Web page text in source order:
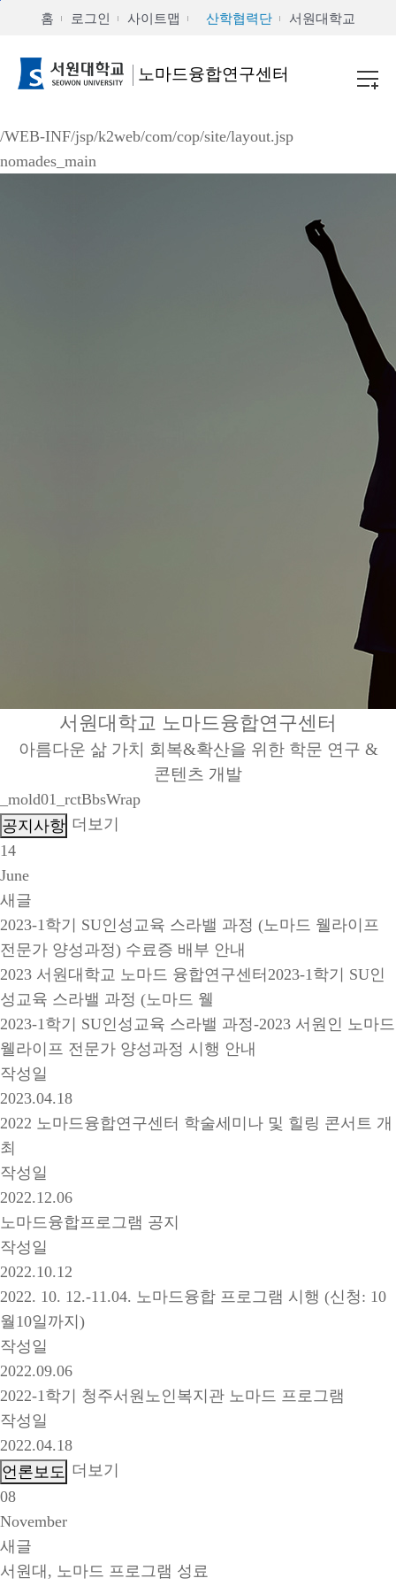
본문 바로가기
주메뉴 바로가기
홈 로그인 사이트맵 산학협력단 서원대학교
노마드융합연구센터
/WEB-INF/jsp/k2web/com/cop/site/layout.jsp
nomades_main
서원대학교 노마드융합연구센터
아름다운 삶 가치 회복&확산을 위한 학문 연구 &
콘텐츠 개발
_mold01_rctBbsWrap
더보기
14
June
새글
2023-1학기 SU인성교육 스라밸 과정 (노마드 웰라이프
전문가 양성과정) 수료증 배부 안내
2023 서원대학교 노마드 융합연구센터2023-1학기 SU인
성교육 스라밸 과정 (노마드 웰
2023-1학기 SU인성교육 스라밸 과정-2023 서원인 노마드
웰라이프 전문가 양성과정 시행 안내
작성일
2023.04.18
2022 노마드융합연구센터 학술세미나 및 힐링 콘서트 개
최
작성일
2022.12.06
노마드융합프로그램 공지
작성일
2022.10.12
2022. 10. 12.-11.04. 노마드융합 프로그램 시행 (신청: 10
월10일까지)
작성일
2022.09.06
2022-1학기 청주서원노인복지관 노마드 프로그램
작성일
2022.04.18
더보기
08
November
새글
서원대, 노마드 프로그램 성료